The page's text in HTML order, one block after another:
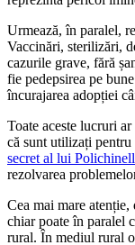
Urmează, în paralel,
Vaccinări, sterilizări,
cazurile grave, fără
fie pedepsirea pe
încurajarea adopției
Toate aceste lucruri
că sunt utilizați
secret al lui
rezolvarea
Cea mai mare
chiar poate în paralel
rural. În mediul rural